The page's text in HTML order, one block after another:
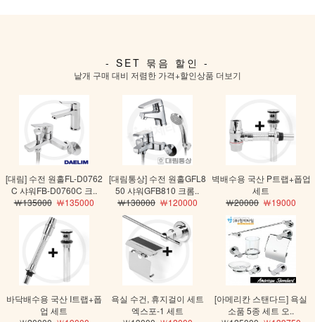
- SET 묶음 할인 -
낱개 구매 대비 저렴한 가격+할인상품 더보기
[대림] 수전 원홀FL-D0762
C 샤워FB-D0760C 크..
￦135000￦135000
[대림통상] 수전 원홀GFL8
50 샤워GFB810 크롬..
￦130000￦120000
벽배수용 국산 P트랩+폽업
세트
￦20000￦19000
바닥배수용 국산 I트랩+폽
업 세트
욕실 수건, 휴지걸이 세트
엑스포-1 세트
[아메리칸 스탠다드] 욕실
소품 5종 세트 오..